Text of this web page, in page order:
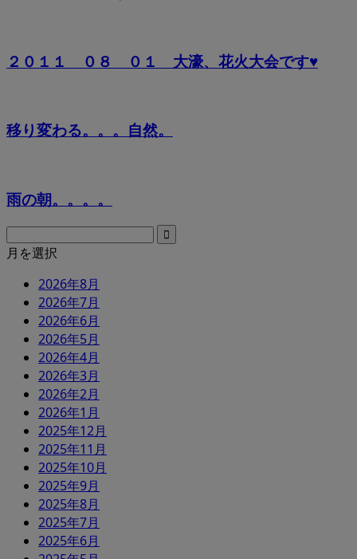
２０１１ ０８ ０１ 大濠、花火大会です♥
移り変わる。。。自然。
雨の朝。。。。
月を選択
2026年8月
2026年7月
2026年6月
2026年5月
2026年4月
2026年3月
2026年2月
2026年1月
2025年12月
2025年11月
2025年10月
2025年9月
2025年8月
2025年7月
2025年6月